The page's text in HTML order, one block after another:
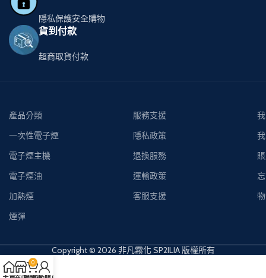
隱私保護安全購物
貨到付款
超商取貨付款
產品分類
一次性電子煙
電子煙主機
電子煙油
加熱煙
煙彈
服務支援
隱私政策
退換服務
運輸政策
客服支援
Copyright © 2026 非凡霧化 SP2ILIA 版權所有
0